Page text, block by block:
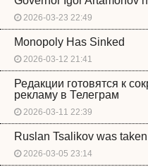
2026-03-23 22:49
Monopoly Has Sinked
2026-03-12 21:41
Редакции готовятся к
рекламу в Телеграм
2026-03-11 22:39
Ruslan Tsalikov was
2026-03-05 23:14